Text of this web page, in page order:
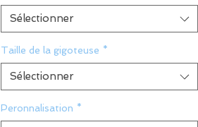
Sélectionner
Taille de la gigoteuse *
Sélectionner
Peronnalisation *